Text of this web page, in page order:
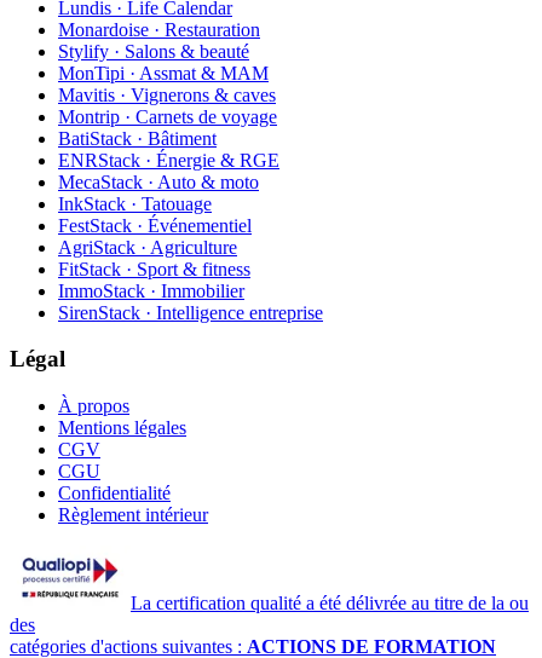
Lundis · Life Calendar
Monardoise · Restauration
Stylify · Salons & beauté
MonTipi · Assmat & MAM
Mavitis · Vignerons & caves
Montrip · Carnets de voyage
BatiStack · Bâtiment
ENRStack · Énergie & RGE
MecaStack · Auto & moto
InkStack · Tatouage
FestStack · Événementiel
AgriStack · Agriculture
FitStack · Sport & fitness
ImmoStack · Immobilier
SirenStack · Intelligence entreprise
Légal
À propos
Mentions légales
CGV
CGU
Confidentialité
Règlement intérieur
La certification qualité a été délivrée au titre de la ou
des
catégories d'actions suivantes : ACTIONS DE FORMATION